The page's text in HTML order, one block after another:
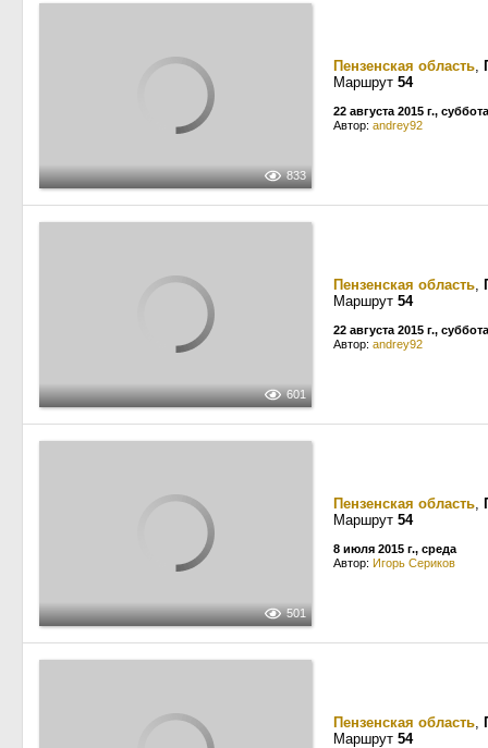
833
Пензенская область,
Маршрут 54
22 августа 2015 г., суббота
Автор: andrey92
601
Пензенская область,
Маршрут 54
22 августа 2015 г., суббота
Автор: andrey92
501
Пензенская область,
Маршрут 54
8 июля 2015 г., среда
Автор: Игорь Сериков
Пензенская область,
Маршрут 54